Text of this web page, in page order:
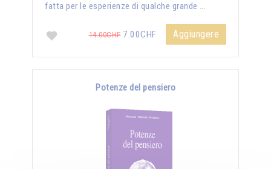
fatta per le esperienze di qualche grande …
14.00CHF7.00CHF Aggiungere
Potenze del pensiero